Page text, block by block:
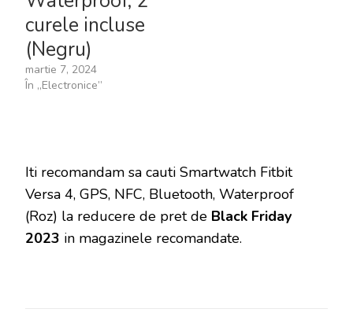
curele incluse
(Negru)
martie 7, 2024
În „Electronice”
Iti recomandam sa cauti Smartwatch Fitbit
Versa 4, GPS, NFC, Bluetooth, Waterproof
(Roz) la reducere de pret de Black Friday
2023 in magazinele recomandate.